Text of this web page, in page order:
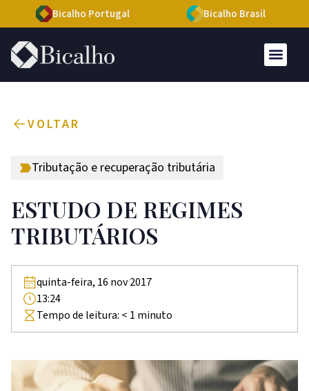
Bicalho Portugal Bicalho Brasil
VOLTAR
Tributação e recuperação tributária
ESTUDO DE REGIMES
TRIBUTÁRIOS
quinta-feira, 16 nov 2017
13:24
Tempo de leitura: < 1 minuto